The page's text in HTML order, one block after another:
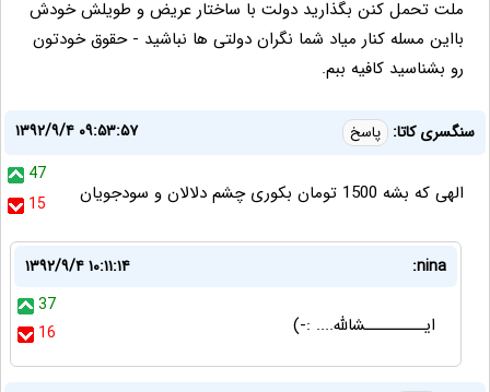
ملت تحمل کنن بگذارید دولت با ساختار عریض و طویلش خودش
بااین مسله کنار میاد شما نگران دولتی ها نباشید - حقوق خودتون
رو بشناسید کافیه ببم.
سنگسری کاتا: پاسخ
۱۳۹۲/۹/۴ ۰۹:۵۳:۵۷
47
15
الهی که بشه 1500 تومان بکوری چشم دلالان و سودجویان
nina:
۱۳۹۲/۹/۴ ۱۰:۱۱:۱۴
37
16
ایـــــــــشالله.... :-)